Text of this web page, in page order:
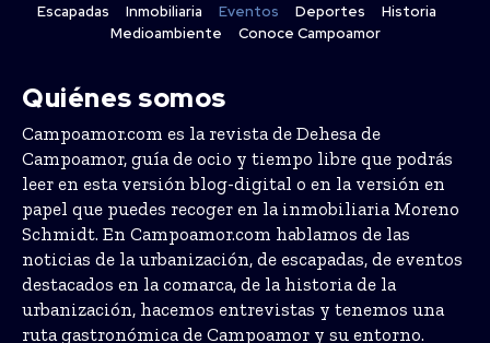
Escapadas
Inmobiliaria Eventos Deportes
Historia
Medioambiente
Conoce Campoamor
Quiénes somos
Campoamor.com es la revista de Dehesa de
Campoamor, guía de ocio y tiempo libre que podrás
leer en esta versión blog-digital o en la versión en
papel que puedes recoger en la inmobiliaria Moreno
Schmidt. En Campoamor.com hablamos de las
noticias de la urbanización, de escapadas, de eventos
destacados en la comarca, de la historia de la
urbanización, hacemos entrevistas y tenemos una
ruta gastronómica de Campoamor y su entorno.